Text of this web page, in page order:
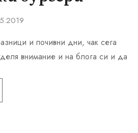
и почивни дни, чак сега
внимание и на блога си и да